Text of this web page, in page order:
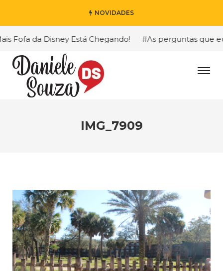
NOVIDADES
da Disney Está Chegando! #As perguntas que eu
IMG_7909